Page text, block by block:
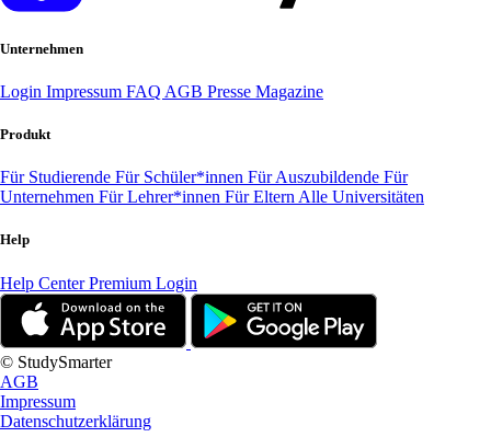
Unternehmen
Login Impressum FAQ AGB Presse Magazine
Produkt
Für Studierende Für Schüler*innen Für Auszubildende Für
Unternehmen Für Lehrer*innen Für Eltern Alle Universitäten
Help
Help CenterPremium Login
© StudySmarter
AGB
Impressum
Datenschutzerklärung